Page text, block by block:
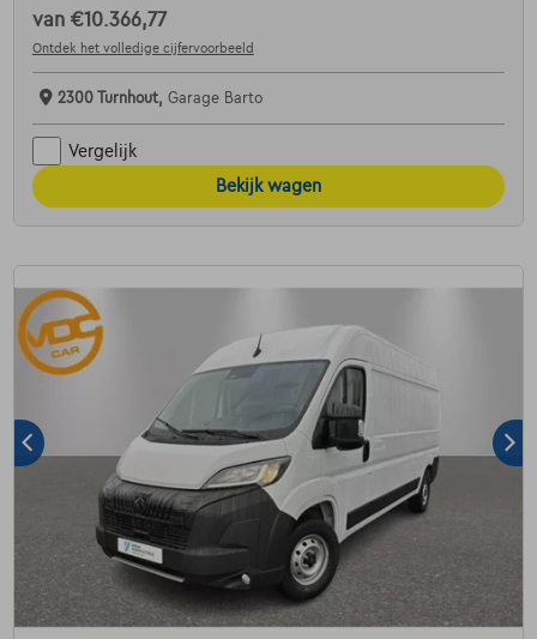
van €10.366,77
Ontdek het volledige cijfervoorbeeld
2300 Turnhout, Garage Barto
Vergelijk
Bekijk wagen